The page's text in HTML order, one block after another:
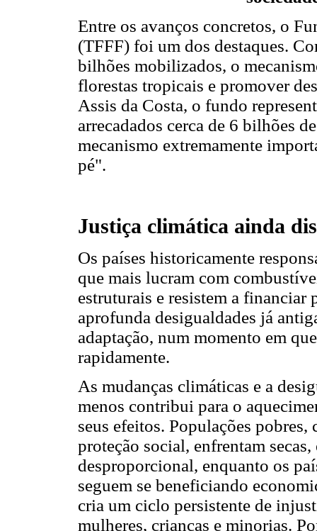
Entre os avanços concretos, o
(TFFF) foi um dos destaques.
bilhões mobilizados, o
florestas tropicais e promover
Assis da Costa, o fundo
arrecadados cerca de 6 bilhões
mecanismo extremamente
pé".
Justiça climática ainda
Os países historicamente
que mais lucram com
estruturais e resistem a financiar
aprofunda desigualdades já
adaptação, num momento em
rapidamente.
As mudanças climáticas e a
menos contribui para o
seus efeitos. Populações
proteção social, enfrentam
desproporcional, enquanto os
seguem se beneficiando
cria um ciclo persistente de
mulheres, crianças e minorias.